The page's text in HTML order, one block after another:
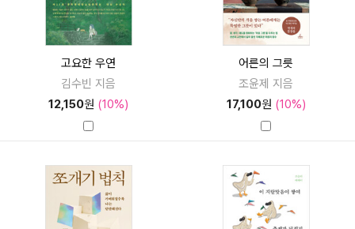
고요한 우연
김수빈 지음
12,150원 (10%)
어른의 그릇
조윤제 지음
17,100원 (10%)